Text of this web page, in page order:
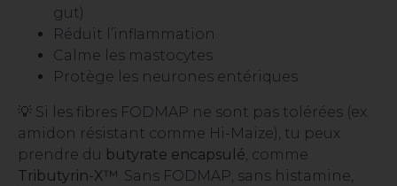
gut)
Réduit l’inflammation
Calme les mastocytes
Protège les neurones entériques
💡 Si les fibres FODMAP ne sont pas tolérées (ex.
amidon résistant comme Hi-Maize), tu peux
prendre du butyrate encapsulé, comme
Tributyrin-X™. Sans FODMAP, sans histamine,